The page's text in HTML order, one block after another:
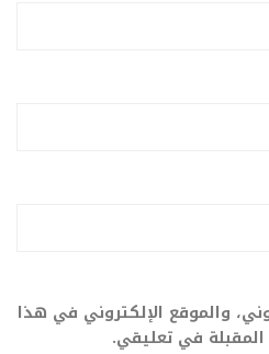
والموقع الإلكتروني في هذا
في تعليقي.